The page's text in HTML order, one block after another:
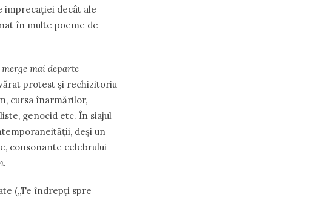
imprecației decât ale
în multe poeme de
mai departe
protest și rechizitoriu
cursa înarmărilor,
genocid etc. În siajul
deși un
consonante celebrului
.
(„Te îndrepți spre